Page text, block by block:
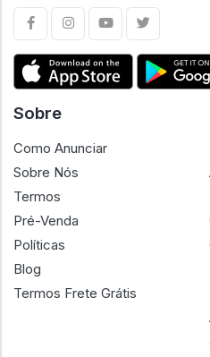
Sobre
Como Anunciar
Sobre Nós
Termos
Pré-Venda
Políticas
Blog
Termos Frete Grátis